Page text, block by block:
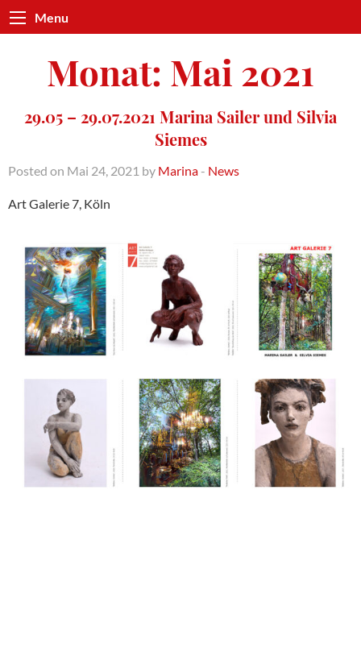
Menu
Monat: Mai 2021
29.05 – 29.07.2021 Marina Sailer und Silvia
Siemes
Posted on Mai 24, 2021 by Marina - News
Art Galerie 7, Köln